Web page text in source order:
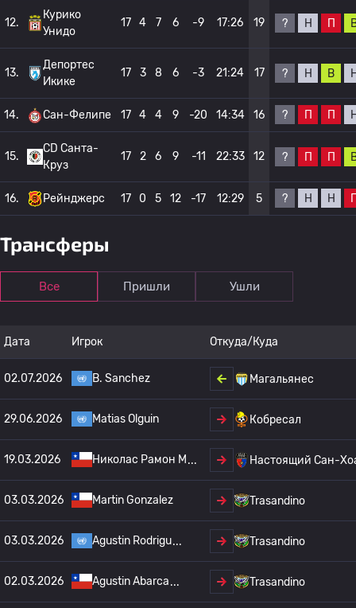
12.
Курико
Унидо
17 4 7 6 -9 17:26 19 ? Н П
13.
Депортес
Икике
17 3 8 6 -3 21:24 17 ? Н В
14. Сан-Фелипе 17 4 4 9 -20 14:34 16 ? П П
15.
CD Санта-
Круз
17 2 6 9 -11 22:33 12 ? П П
16. Рейнджерс 17 0 5 12 -17 12:29 5 ? Н Н
Трансферы
Все Пришли Ушли
Дата Игрок Откуда/Куда
02.07.2026 B. Sanchez Магальянес
29.06.2026 Matias Olguin Кобресал
19.03.2026 Николас Рамон М Настоящий Сан-
03.03.2026 Martin Gonzalez Trasandino
03.03.2026 Agustin Rodrigu Trasandino
02.03.2026 Agustin Abarca Trasandino